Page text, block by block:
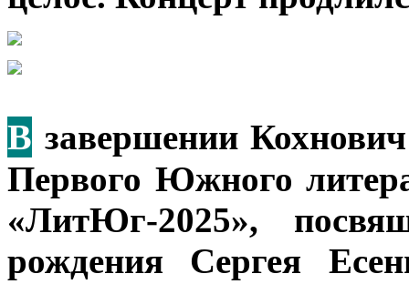
В завершении
Первого Южного
«ЛитЮг-2025»,
рождения Сергея